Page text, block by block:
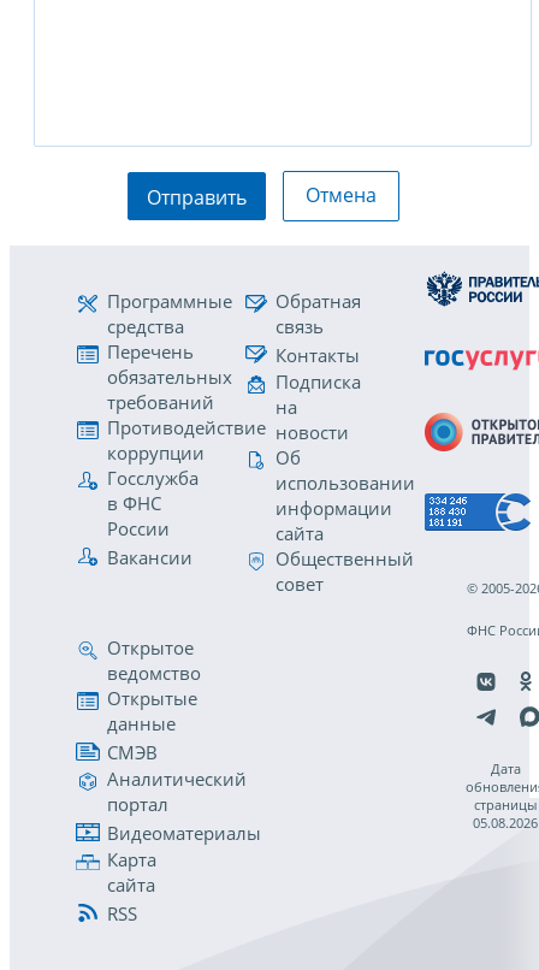
Отправить Отмена
Программные
средства
Перечень
обязательных
требований
Противодействие
коррупции
Госслужба
в ФНС
России
Вакансии
Обратная
связь
Контакты
Подписка
на
новости
Об
использовании
информации
сайта
Общественный
совет
Открытое
ведомство
Открытые
данные
СМЭВ
Аналитический
портал
Видеоматериалы
Карта
сайта
RSS
© 2005-
ФНС
Дата
страницы
05.08.2026